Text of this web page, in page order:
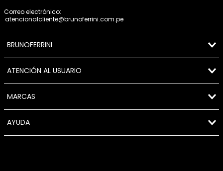
Correo electrónico:
atencionalcliente@brunoferrini.com.pe
BRUNOFERRINI
ATENCIÓN AL USUARIO
MARCAS
AYUDA